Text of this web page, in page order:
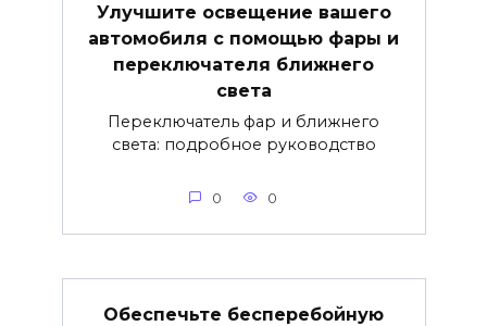
Улучшите освещение вашего
автомобиля с помощью фары и
переключателя ближнего
света
Переключатель фар и ближнего
света: подробное руководство
0 0
Обеспечьте бесперебойную